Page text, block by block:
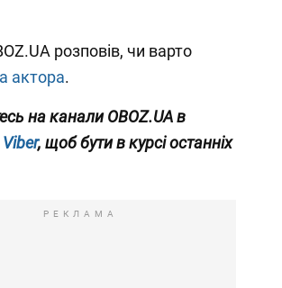
розповів, чи варто
актора.
на каналиOBOZ.UA в
Viber, щоб бути в курсі останніх
РЕКЛАМА